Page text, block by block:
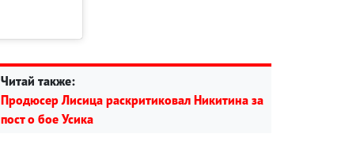
Читай также:
Продюсер Лисица раскритиковал Никитина за
пост о бое Усика